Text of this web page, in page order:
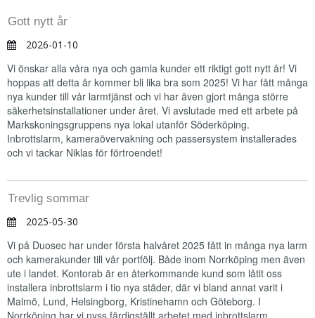
Gott nytt år
2026-01-10
Vi önskar alla våra nya och gamla kunder ett riktigt gott nytt år! Vi
hoppas att detta år kommer bli lika bra som 2025! Vi har fått många
nya kunder till vår larmtjänst och vi har även gjort många större
säkerhetsinstallationer under året. Vi avslutade med ett arbete på
Markskoningsgruppens nya lokal utanför Söderköping.
Inbrottslarm, kameraövervakning och passersystem installerades
och vi tackar Niklas för förtroendet!
Trevlig sommar
2025-05-30
Vi på Duosec har under första halvåret 2025 fått in många nya larm
och kamerakunder till vår portfölj. Både inom Norrköping men även
ute i landet. Kontorab är en återkommande kund som låtit oss
installera inbrottslarm i tio nya städer, där vi bland annat varit i
Malmö, Lund, Helsingborg, Kristinehamn och Göteborg. I
Norrköping har vi nyss färdigställt arbetet med inbrottslarm,